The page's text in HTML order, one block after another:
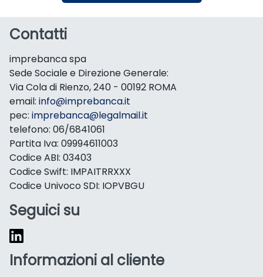
Contatti
imprebanca spa
Sede Sociale e Direzione Generale:
Via Cola di Rienzo, 240 - 00192 ROMA
email: info@imprebanca.it
pec: imprebanca@legalmail.it
telefono: 06/6841061
Partita Iva: 09994611003
Codice ABI: 03403
Codice Swift: IMPAITRRXXX
Codice Univoco SDI: IOPVBGU
Seguici su
Informazioni al cliente